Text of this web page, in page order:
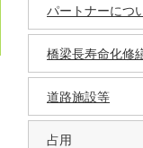
パートナーにつ
橋梁長寿命化修
道路施設等
占用